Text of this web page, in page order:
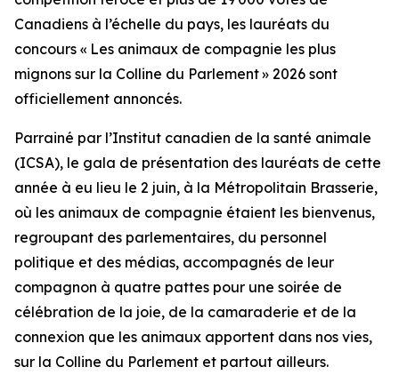
Canadiens à l’échelle du pays, les lauréats du
concours « Les animaux de compagnie les plus
mignons sur la Colline du Parlement » 2026 sont
officiellement annoncés.
Parrainé par l’Institut canadien de la santé animale
(ICSA), le gala de présentation des lauréats de cette
année à eu lieu le 2 juin, à la Métropolitain Brasserie,
où les animaux de compagnie étaient les bienvenus,
regroupant des parlementaires, du personnel
politique et des médias, accompagnés de leur
compagnon à quatre pattes pour une soirée de
célébration de la joie, de la camaraderie et de la
connexion que les animaux apportent dans nos vies,
sur la Colline du Parlement et partout ailleurs.